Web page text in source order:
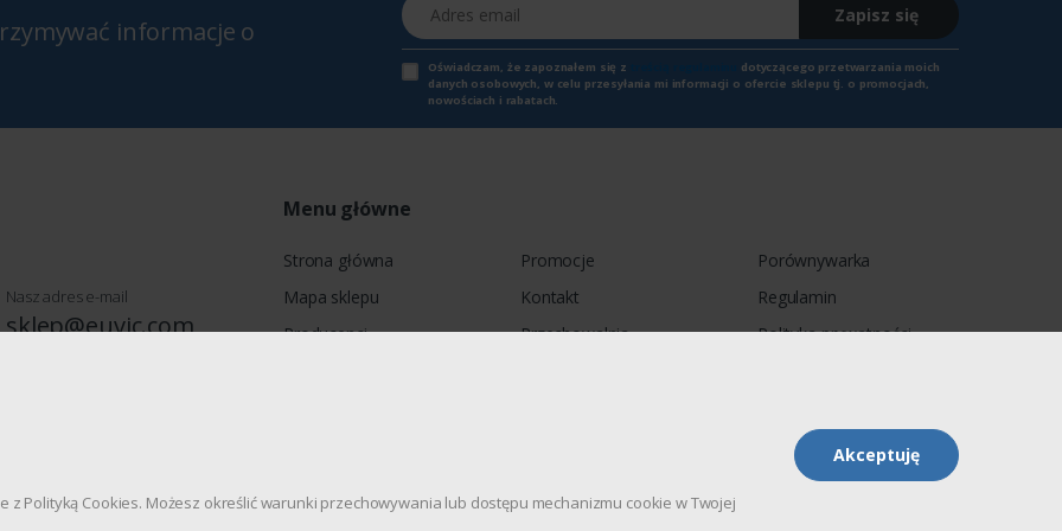
z Polityką Cookies. Możesz określić warunki przechowywania lub dostępu mechanizmu cookie w Twojej
Akceptuję
informacje o
Zapisz się
Oświadczam, że zapoznałem się z
dotyczącego przetwarzania moich
danych osobowych, w celu przesyłania mi informacji o ofercie sklepu tj. o promocjach,
nowościach i rabatach.
Nasz adres e-mail
sklep@euvic.com
Menu główne
Strona główna
Mapa sklepu
Producenci
Promocje
Kontakt
Przechowalnia
Porównywarka
Regulamin
Polityka prywatności